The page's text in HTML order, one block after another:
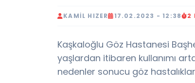
KAMIL HIZER 17.02.2023 - 12:38 2
Kaşkaloğlu Göz Hastanesi
yaşlardan itibaren kullanımı
nedenler sonucu göz